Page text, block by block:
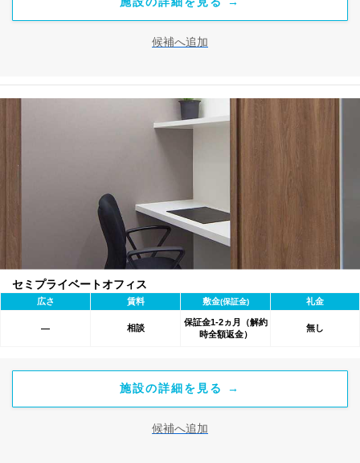
候補へ追加
セミプライベートオフィス
広さ 賃料 敷金(保証金) 礼金
― 相談
保証金1-2ヵ月（解約
時全額返金）
無し
施設の詳細を見る →
候補へ追加